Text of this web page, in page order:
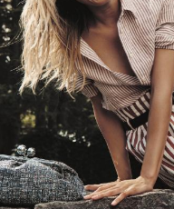
Имиджевый